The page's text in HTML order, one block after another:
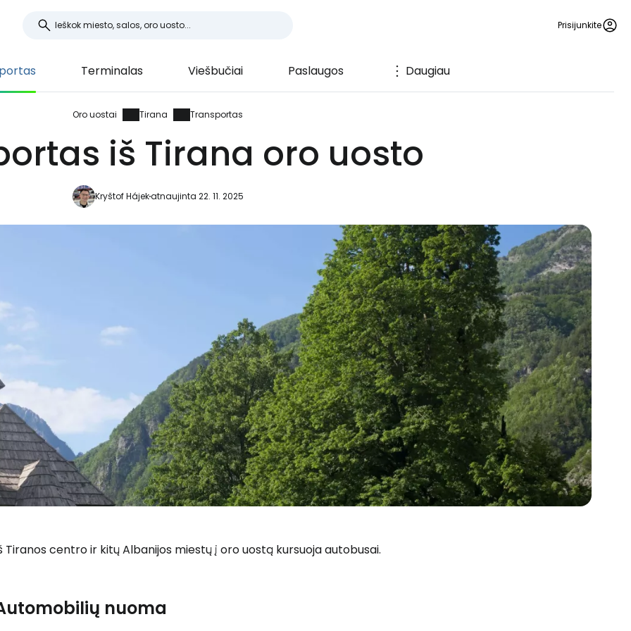
Prisijunkite
Terminalas Viešbučiai Paslaugos Daugiau
Oro uostai Tirana Transportas
iš Tirana oro uosto
Kryštof Hájekatnaujinta 22. 11. 2025
Tiranos centro ir kitų Albanijos miestų į oro uostą kursuoja autobusai.
nuoma